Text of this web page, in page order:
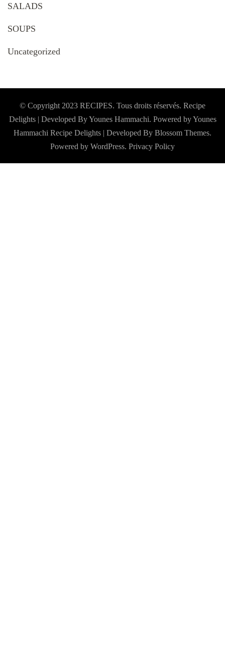
SALADS
SOUPS
Uncategorized
© Copyright 2023 RECIPES. Tous droits réservés. Recipe
Delights | Developed By Younes Hammachi. Powered by Younes
Hammachi Recipe Delights | Developed By Blossom Themes.
Powered by WordPress. Privacy Policy